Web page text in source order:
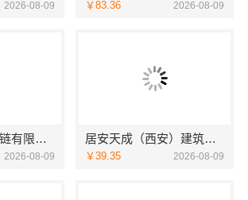
2026-08-09 ￥83.36 2026-08-09
河南零百味供应链有限公司：轻投入硬折扣零食铺低风险经营
2026-08-09
居安天成（西安）建筑工程有限责任公司，西安未央区一站式家装设计刚需房售后完善
￥39.35 2026-08-09